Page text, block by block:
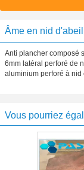
Âme en nid
Anti plancher composé
6mm latéral perforé de
aluminium perforé à nid
Vous pourriez